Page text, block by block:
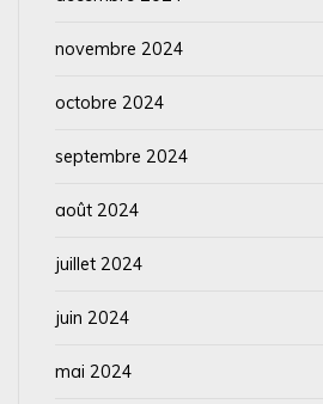
novembre 2024
octobre 2024
septembre 2024
août 2024
juillet 2024
juin 2024
mai 2024